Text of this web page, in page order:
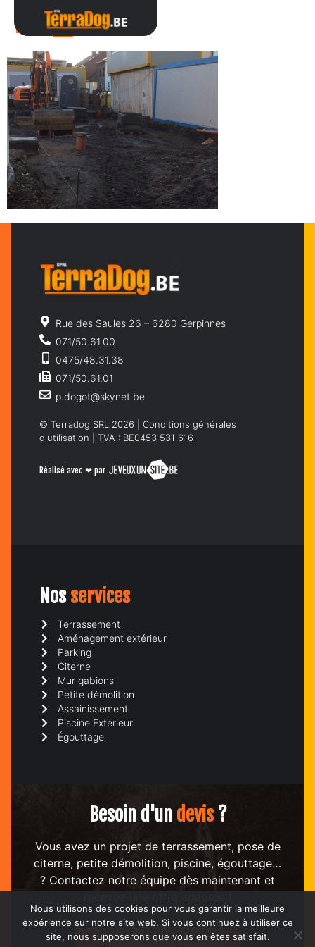
IMG_0216
Rue des Saules 26 – 6280 Gerpinnes
071/50.61.00
0475/48.31.38
071/50.61.01
p.dogot@skynet.be
© Terradog SRL 2026 | Conditions générales
d'utilisation | TVA : BE0453 531 616
Réalisé avec ❤ par
Nosservices
Terrassement
Aménagement extérieur
Parking
Citerne
Mur gabions
Petite démolition
Assainissement
Piscine Extérieur
Égouttage
Besoin d'un devis?
Vous avez un projet de terrassement, pose de
citerne, petite démolition, piscine, égouttage…
? Contactez notre équipe dès maintenant et
Je demande un devis en ligne !
Nous utilisons des cookies pour vous garantir la meilleure
expérience sur notre site web. Si vous continuez à utiliser ce
site, nous supposerons que vous en êtes satisfait.